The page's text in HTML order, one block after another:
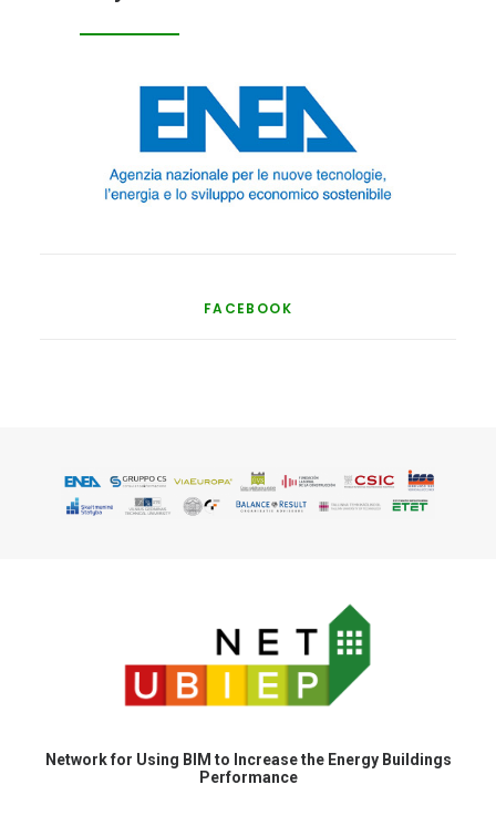
FACEBOOK
Network for Using BIM to Increase the Energy Buildings
Performance